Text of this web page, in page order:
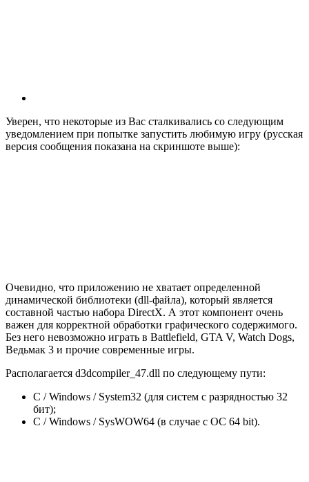
Уверен, что некоторые из Вас сталкивались со следующим
уведомлением при попытке запустить любимую игру (русская
версия сообщения показана на скриншоте выше):
Очевидно, что приложению не хватает определенной
динамической библиотеки (dll-файла), который является
составной частью набора DirectX. А этот компонент очень
важен для корректной обработки графического содержимого.
Без него невозможно играть в Battlefield, GTA V, Watch Dogs,
Ведьмак 3 и прочие современные игры.
Располагается d3dcompiler_47.dll по следующему пути:
С / Windows / System32 (для систем с разрядностью 32
бит);
С / Windows / SysWOW64 (в случае с ОС 64 bit).